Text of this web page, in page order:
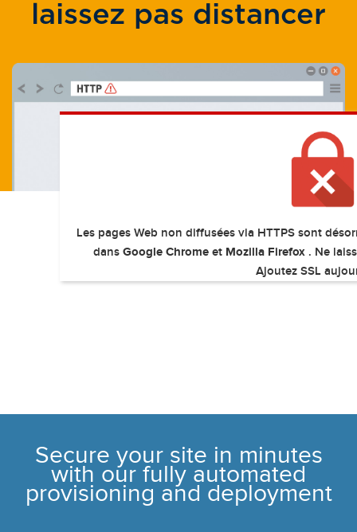
laissez pas distancer
Les pages Web non diffusées via HTTPS sont
dans Google Chrome et Mozilla Firefox . Ne
Ajoutez SSL
Secure your site in minutes
with our fully automated
provisioning and deployment